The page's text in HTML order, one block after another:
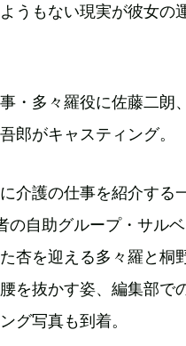
うもない現実が彼女の
・多々羅役に佐藤二朗
吾郎がキャスティング
介護の仕事を紹介する
の自助グループ・サル
杏を迎える多々羅と桐
を抜かす姿、編集部で
グ写真も到着。